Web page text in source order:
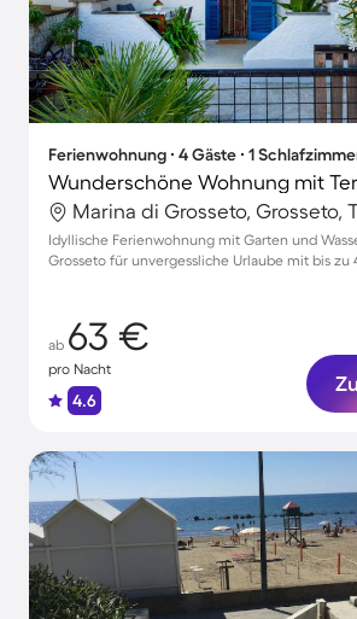
Ferienwohnung ∙ 4 Gäste ∙ 1
Marina di Grosseto, Grosseto,
Idyllische Ferienwohnung mit Garten und
Grosseto für unvergessliche Urlaube mit bis zu
ab 63 €
pro Nacht
4.6